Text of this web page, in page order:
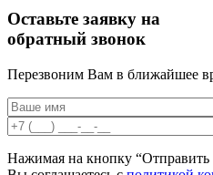
Оставьте заявку на
обратный звонок
Перезвоним Вам в ближайшее
Нажимая на кнопку “Отправить